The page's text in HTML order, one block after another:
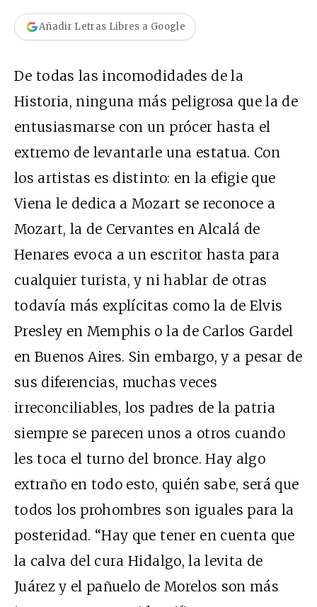
Añadir Letras Libres a Google
De todas las incomodidades de la
Historia, ninguna más peligrosa que la de
entusiasmarse con un prócer hasta el
extremo de levantarle una estatua. Con
los artistas es distinto: en la efigie que
Viena le dedica a Mozart se reconoce a
Mozart, la de Cervantes en Alcalá de
Henares evoca a un escritor hasta para
cualquier turista, y ni hablar de otras
todavía más explícitas como la de Elvis
Presley en Memphis o la de Carlos Gardel
en Buenos Aires. Sin embargo, y a pesar de
sus diferencias, muchas veces
irreconciliables, los padres de la patria
siempre se parecen unos a otros cuando
les toca el turno del bronce. Hay algo
extraño en todo esto, quién sabe, será que
todos los prohombres son iguales para la
posteridad. “Hay que tener en cuenta que
la calva del cura Hidalgo, la levita de
Juárez y el pañuelo de Morelos son más